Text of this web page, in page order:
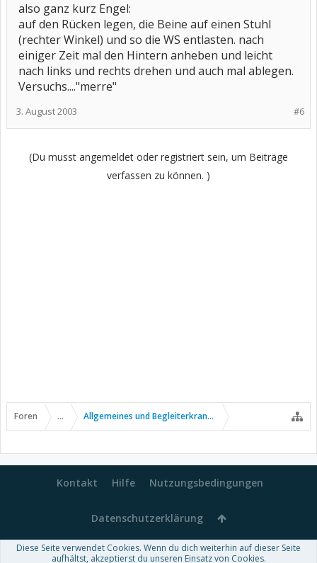
also ganz kurz Engel:
auf den Rücken legen, die Beine auf einen Stuhl
(rechter Winkel) und so die WS entlasten. nach
einiger Zeit mal den Hintern anheben und leicht
nach links und rechts drehen und auch mal ablegen.
Versuchs...."merre"
#6
3. August 2003
(Du musst angemeldet oder registriert sein, um Beiträge
verfassen zu können. )
Foren ... Allgemeines und Begleiterkrankungen
Kontakt Hilfe Nutzungsbedingungen
Datenschutzerklärung
Forum software by XenForo™-Deutsch von xenDach
Diese Seite verwendet Cookies. Wenn du dich weiterhin auf dieser Seite
aufhältst, akzeptierst du unseren Einsatz von Cookies.